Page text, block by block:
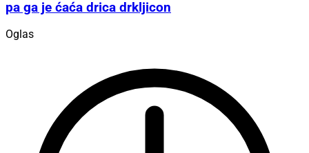
pa ga je ćaća drica drkljicon
Oglas